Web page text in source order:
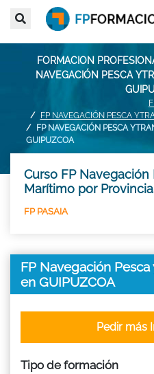
FORMACION
NAVEGACIÓN PESCA
FP NAVEGACIÓN PESCA
FP NAVEGACIÓN PESCA
GUIPUZCOA
Curso FP Navegación
Marítimo por
FP PASAIA
FP Navegación
en GUIPUZCOA
Tipo de formación
Pedir más